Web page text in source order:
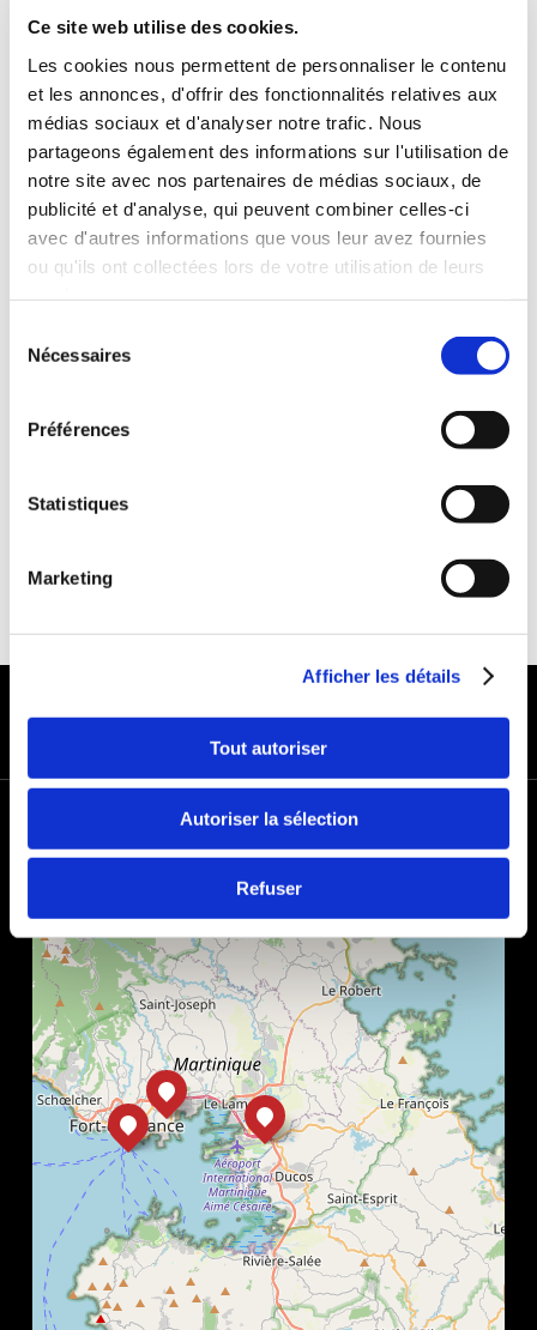
Ce site web utilise des cookies.
Les cookies nous permettent de personnaliser le contenu
et les annonces, d'offrir des fonctionnalités relatives aux
médias sociaux et d'analyser notre trafic. Nous
partageons également des informations sur l'utilisation de
notre site avec nos partenaires de médias sociaux, de
publicité et d'analyse, qui peuvent combiner celles-ci
avec d'autres informations que vous leur avez fournies
ou qu'ils ont collectées lors de votre utilisation de leurs
Nécessaires
Préférences
Statistiques
Marketing
Afficher les détails
Tout autoriser
Autoriser la sélection
Refuser
INCLUS À LA LOCATION
Killométrage illimité
Assurance tous risques (hors franchise)
Carburant : plein à rendre plein
CONDITIONS DE LOCATION
Age minimum :20 ans
Années de permis :2 ans
ASSURANCE
MODES DE PAIEMENT
−